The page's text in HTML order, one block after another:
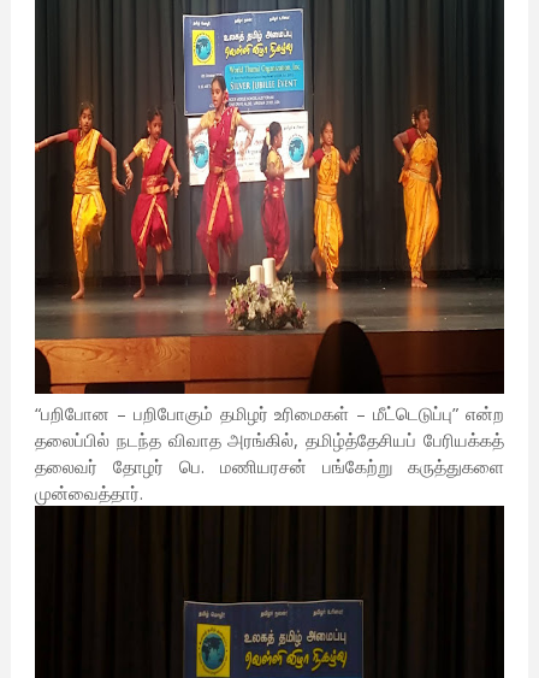
“பறிபோன – பறிபோகும் தமிழர் உரிமைகள் – மீட்டெடுப்பு” என்ற
தலைப்பில் நடந்த விவாத அரங்கில், தமிழ்த்தேசியப் பேரியக்கத்
தலைவர் தோழர் பெ. மணியரசன் பங்கேற்று கருத்துகளை
முன்வைத்தார்.